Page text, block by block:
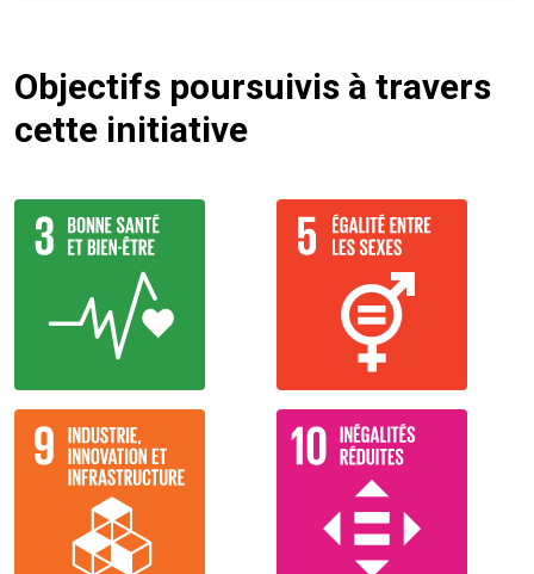
Objectifs poursuivis à travers
cette initiative